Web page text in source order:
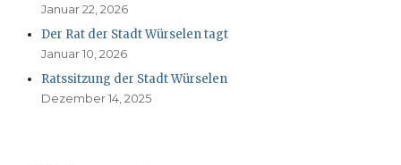
Januar 22, 2026
Der Rat der Stadt Würselen tagt
Januar 10, 2026
Ratssitzung der Stadt Würselen
Dezember 14, 2025